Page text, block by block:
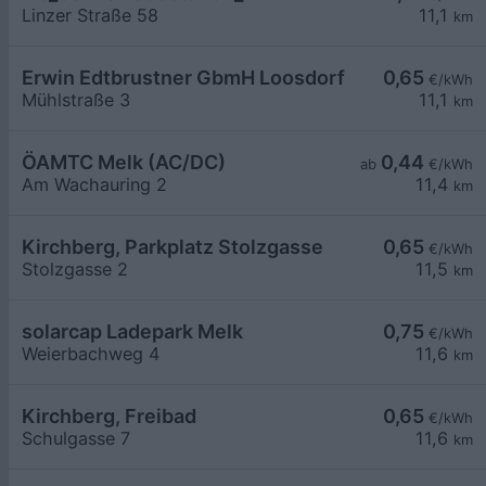
11,1 km
Linzer Straße 58
0,65 €/kWh
11,1 km
Erwin Edtbrustner GbmH Loosdorf
Mühlstraße 3
ab 0,44 €/kWh
11,4 km
ÖAMTC Melk (AC/DC)
Am Wachauring 2
0,65 €/kWh
11,5 km
Kirchberg, Parkplatz Stolzgasse
Stolzgasse 2
0,75 €/kWh
11,6 km
solarcap Ladepark Melk
Weierbachweg 4
0,65 €/kWh
11,6 km
Kirchberg, Freibad
Schulgasse 7